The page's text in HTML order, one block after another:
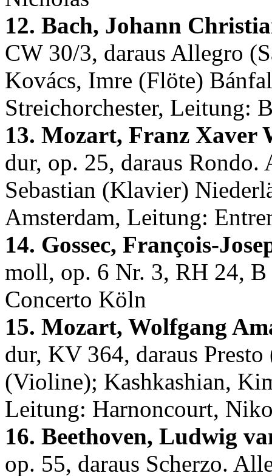
12. Bach, Johann
CW 30/3, daraus Allegro
Kovács, Imre (Flöte)
Streichorchester, Leitung:
13. Mozart, Franz Xaver
dur, op. 25, daraus
Sebastian (Klavier)
Amsterdam, Leitung:
14. Gossec, François-
moll, op. 6 Nr. 3, RH 24, B
Concerto Köln
15. Mozart, Wolfgang
dur, KV 364, daraus
(Violine); Kashkashian,
Leitung: Harnoncourt,
16. Beethoven, Ludwig
op. 55, daraus Scherzo.